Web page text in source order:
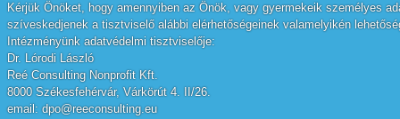
Kérjük Önöket, hogy amennyiben az Önök, vagy gyermekeik személyes
szíveskedjenek a tisztviselő alábbi elérhetőségeinek valamelyikén
Intézményünk adatvédelmi tisztviselője:
Dr. Lórodi László
Reé Consulting Nonprofit Kft.
8000 Székesfehérvár, Várkörút 4. II/26.
email: dpo@reeconsulting.eu